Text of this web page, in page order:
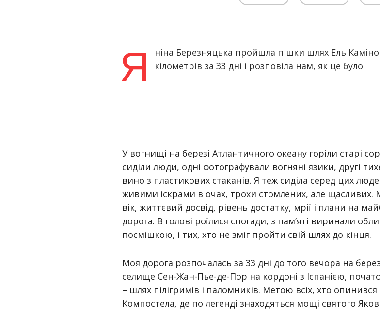
Я
ніна Березняцька пройшла пішки шлях Ель
кілометрів за 33 дні і розповіла нам, як це було.
У вогнищі на березі Атлантичного океану горіли старі
сиділи люди, одні фотографували вогняні язики, другі
вино з пластикових стаканів. Я теж сиділа серед цих
живими іскрами в очах, трохи стомлених, але щасливих.
вік, життєвий досвід, рівень достатку, мрії і плани на
дорога. В голові роїлися спогади, з пам’яті виринали
посмішкою, і тих, хто не зміг пройти свій шлях до кінця.
Моя дорога розпочалась за 33 дні до того вечора на
селище Сен-Жан-Пье-де-Пор на кордоні з Іспанією,
– шлях пілігримів і паломників. Метою всіх, хто
Компостела, де по легенді знаходяться мощі святого